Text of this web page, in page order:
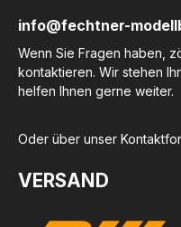
info@fechtner-
Wenn Sie Fragen haben,
kontaktieren. Wir stehen
helfen Ihnen gerne weiter.
Oder über unser
VERSAND